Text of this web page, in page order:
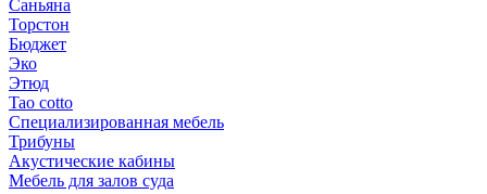
Саньяна
Торстон
Бюджет
Эко
Этюд
Tao cotto
Специализированная мебель
Трибуны
Акустические кабины
Мебель для залов суда